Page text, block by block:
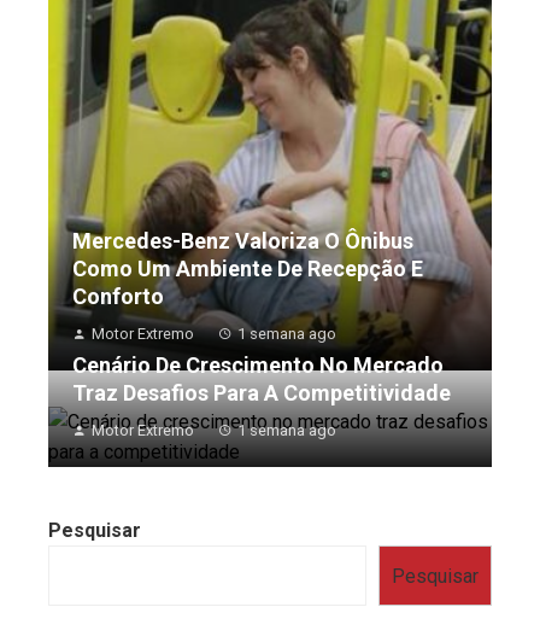
Mercedes-Benz Valoriza O Ônibus
Como Um Ambiente De Recepção E
Conforto
Motor Extremo 1 semana ago
Cenário De Crescimento No Mercado
Traz Desafios Para A Competitividade
Motor Extremo 1 semana ago
Pesquisar
Pesquisar